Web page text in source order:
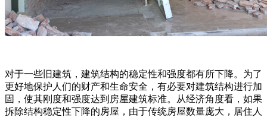
对于一些旧建筑，建筑结构的稳定性和强度都有所下降。为了
更好地保护人们的财产和生命安全，有必要对建筑结构进行加
固，使其刚度和强度达到房屋建筑标准。从经济角度看，如果
拆除结构稳定性下降的房屋，由于传统房屋数量庞大，居住人